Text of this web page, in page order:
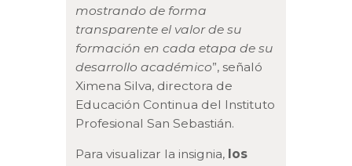
mostrando de forma
transparente el valor de su
formación en cada etapa de su
desarrollo académico”, señaló
Ximena Silva, directora de
Educación Continua del Instituto
Profesional San Sebastián.
Para visualizar la insignia, los